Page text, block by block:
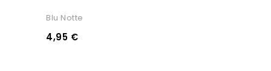
Blu Notte
4,95 €